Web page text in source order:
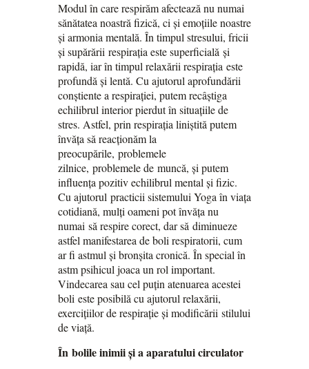
Modul în care respirăm afectează nu numai
sănătatea noastră fizică, ci și emoțiile noastre
și armonia mentală. În timpul stresului, fricii
și supărării respirația este superficială și
rapidă, iar în timpul relaxării respirația este
profundă și lentă. Cu ajutorul aprofundării
conștiente a respirației, putem recâștiga
echilibrul interior pierdut în situațiile de
stres. Astfel, prin respirația liniștită putem
învăța să reacționăm la
preocupările, problemele
zilnice, problemele de muncă, și putem
influența pozitiv echilibrul mental și fizic.
Cu ajutorul practicii sistemului Yoga în viața
cotidiană, mulți oameni pot învăța nu
numai să respire corect, dar să diminueze
astfel manifestarea de boli respiratorii, cum
ar fi astmul și bronșita cronică. În special în
astm psihicul joaca un rol important.
Vindecarea sau cel puțin atenuarea acestei
boli este posibilă cu ajutorul relaxării,
exercițiilor de respirație și modificării stilului
de viață.
În bolile inimii și a aparatului circulator